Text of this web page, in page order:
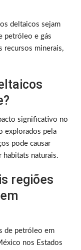
deltaicos sejam
petróleo e gás
recursos minerais,
significativo no
explorados pela
pode causar
habitats naturais.
regiões
de petróleo em
nos Estados